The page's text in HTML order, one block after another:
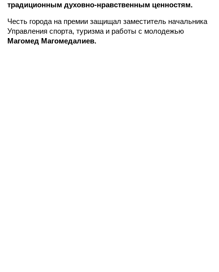
традиционным духовно-нравственным ценностям.
Честь города на премии защищал заместитель начальника
Управления спорта, туризма и работы с молодежью
Магомед Магомедалиев.